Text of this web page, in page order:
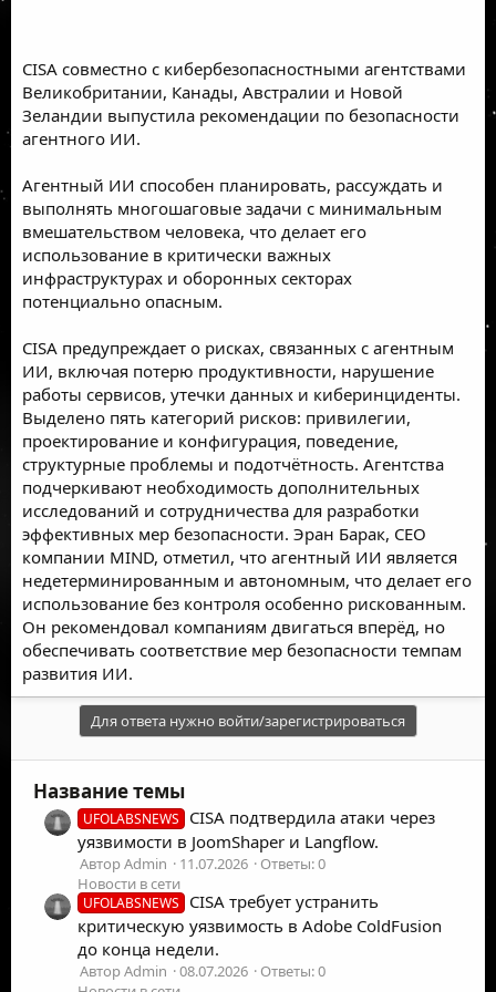
CISA совместно с кибербезопасностными агентствами
Великобритании, Канады, Австралии и Новой
Зеландии выпустила рекомендации по безопасности
агентного ИИ.
Агентный ИИ способен планировать, рассуждать и
выполнять многошаговые задачи с минимальным
вмешательством человека, что делает его
использование в критически важных
инфраструктурах и оборонных секторах
потенциально опасным.
CISA предупреждает о рисках, связанных с агентным
ИИ, включая потерю продуктивности, нарушение
работы сервисов, утечки данных и киберинциденты.
Выделено пять категорий рисков: привилегии,
проектирование и конфигурация, поведение,
структурные проблемы и подотчётность. Агентства
подчеркивают необходимость дополнительных
исследований и сотрудничества для разработки
эффективных мер безопасности. Эран Барак, CEO
компании MIND, отметил, что агентный ИИ является
недетерминированным и автономным, что делает его
использование без контроля особенно рискованным.
Он рекомендовал компаниям двигаться вперёд, но
обеспечивать соответствие мер безопасности темпам
развития ИИ.
Для ответа нужно войти/зарегистрироваться
Название темы
UFOLABSNEWS
CISA подтвердила атаки через
уязвимости в JoomShaper и Langflow.
Автор Admin 11.07.2026
Ответы: 0
Новости в сети
UFOLABSNEWS
CISA требует устранить
критическую уязвимость в Adobe ColdFusion
до конца недели.
Автор Admin 08.07.2026
Ответы: 0